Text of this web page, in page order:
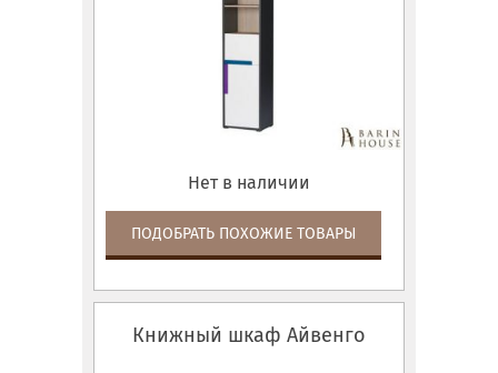
Нет в наличии
ПОДОБРАТЬ ПОХОЖИЕ ТОВАРЫ
Книжный шкаф Айвенго